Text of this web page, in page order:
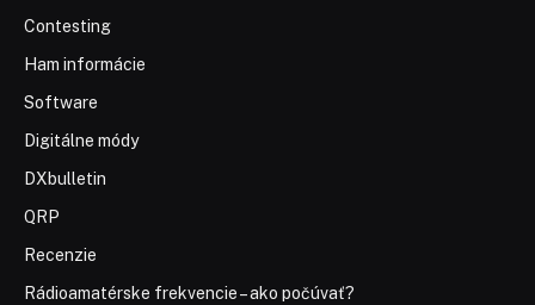
Contesting
Ham informácie
Software
Digitálne módy
DXbulletin
QRP
Recenzie
Rádioamatérske frekvencie – ako počúvať?